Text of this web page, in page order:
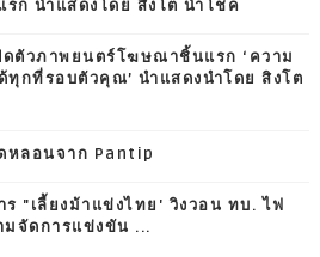
ก นำแสดงโดย สิงโต นำโชค
ปิดตัวภาพยนตร์โฆษณาชิ้นแรก ‘ความ
ทุกที่รอบตัวคุณ’ นำแสดงนำโดย สิงโต
หลอนจาก Pantip
ร "เลี้ยงม้าแข่งไทย' วิงวอน ทบ. ไฟ
มจัดการแข่งขัน ...